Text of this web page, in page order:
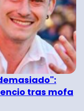
tras mofa